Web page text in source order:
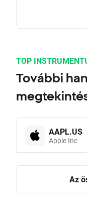
TOP
További
AAPL.US
Apple Inc
Az